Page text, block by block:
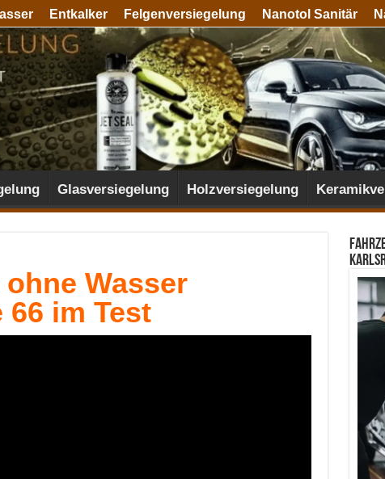
Entkalker Felgenversiegelung Nanotol Sanitär
Glasversiegelung Holzversiegelung
Wasser
66 im Test